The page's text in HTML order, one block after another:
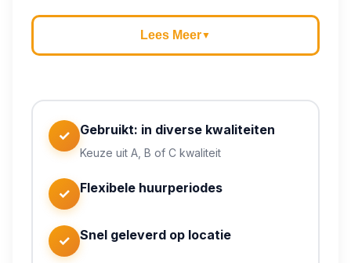
Lees Meer▼
✓ Gebruikt: in diverse kwaliteiten
Keuze uit A, B of C kwaliteit
✓ Flexibele huurperiodes
✓ Snel geleverd op locatie